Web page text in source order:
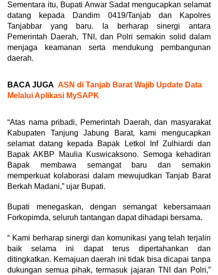
Sementara itu, Bupati Anwar Sadat mengucapkan selamat
datang kepada Dandim 0419/Tanjab dan Kapolres
Tanjabbar yang baru. Ia berharap sinergi antara
Pemerintah Daerah, TNI, dan Polri semakin solid dalam
menjaga keamanan serta mendukung pembangunan
daerah.
BACA JUGA ASN di Tanjab Barat Wajib Update Data
Melalui Aplikasi MySAPK
“Atas nama pribadi, Pemerintah Daerah, dan masyarakat
Kabupaten Tanjung Jabung Barat, kami mengucapkan
selamat datang kepada Bapak Letkol Inf Zulhiardi dan
Bapak AKBP Maulia Kuswicaksono. Semoga kehadiran
Bapak membawa semangat baru dan semakin
memperkuat kolaborasi dalam mewujudkan Tanjab Barat
Berkah Madani,” ujar Bupati.
Bupati menegaskan, dengan semangat kebersamaan
Forkopimda, seluruh tantangan dapat dihadapi bersama.
“ Kami berharap sinergi dan komunikasi yang telah terjalin
baik selama ini dapat terus dipertahankan dan
ditingkatkan. Kemajuan daerah ini tidak bisa dicapai tanpa
dukungan semua pihak, termasuk jajaran TNI dan Polri,”